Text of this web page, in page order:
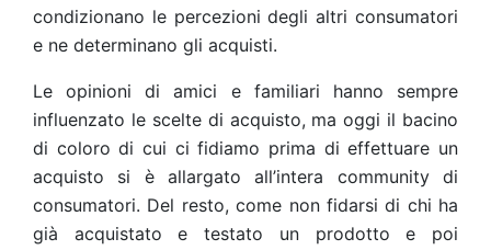
condizionano le percezioni degli altri consumatori
e ne determinano gli acquisti.
Le opinioni di amici e familiari hanno sempre
influenzato le scelte di acquisto, ma oggi il bacino
di coloro di cui ci fidiamo prima di effettuare un
acquisto si è allargato all’intera community di
consumatori. Del resto, come non fidarsi di chi ha
già acquistato e testato un prodotto e poi